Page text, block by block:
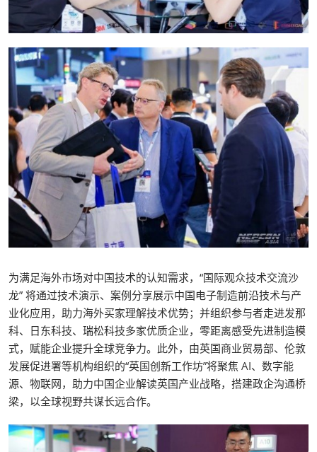
为满足海外市场对中国技术的认知需求，“国际观众技术交流沙
龙” 将通过技术演示、案例分享展示中国电子制造前沿技术与产
业化应用，助力海外买家理解技术优势；并组织参与者走进发那
科、日东科技、瑞松科技多家优质企业，零距离感受先进制造模
式，赋能企业提升全球竞争力。此外，由英国商业贸易部、伦敦
发展促进署等机构组织的“英国创新工作坊”将聚焦 AI、数字能
源、物联网，助力中国企业解读英国产业战略，搭建政企沟通桥
梁，以全球视野共谋长远合作。​